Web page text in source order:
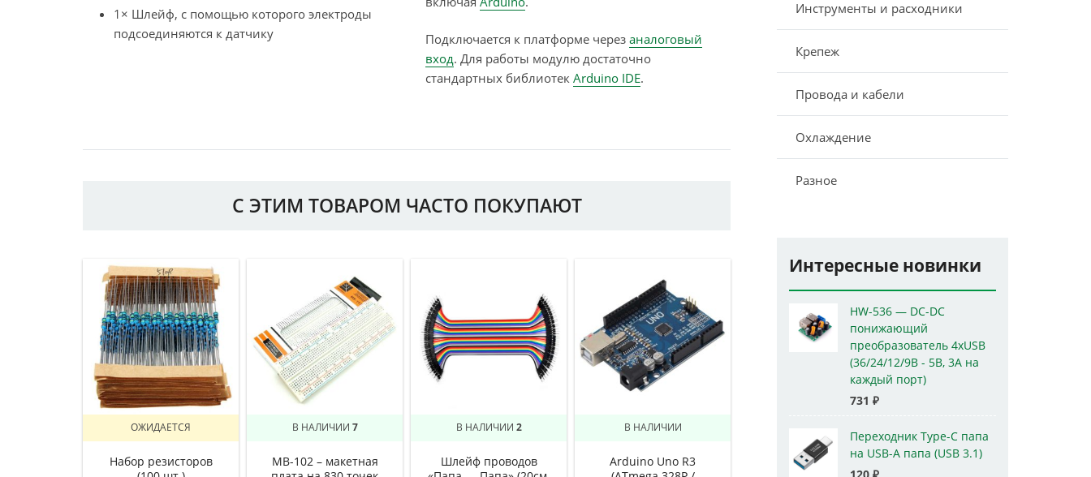
1× Шлейф, с помощью которого электроды
подсоединяются к датчику
Подключается к платформе через аналоговый
вход. Для работы модулю достаточно
стандартных библиотек Arduino IDE.
С ЭТИМ ТОВАРОМ ЧАСТО ПОКУПАЮТ
ОЖИДАЕТСЯ
Набор резисторов
В НАЛИЧИИ 7
MB-102 – макетная
В НАЛИЧИИ 2
Шлейф проводов
В НАЛИЧИИ
Arduino Uno R3
Инструменты и расходники
Крепеж
Провода и кабели
Охлаждение
Разное
Интересные новинки
HW-536 — DC-DC
понижающий
преобразователь 4xUSB
(36/24/12/9В - 5В, 3А на
каждый порт)
731 ₽
Переходник Type-C папа
на USB-A папа (USB 3.1)